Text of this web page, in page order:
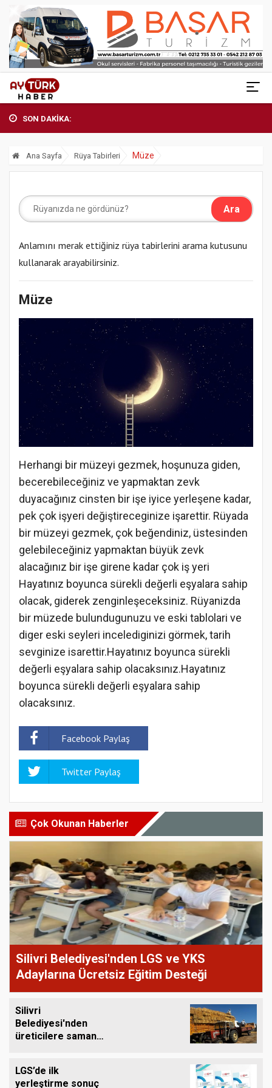
SON DAKİKA:
Ana Sayfa Rüya Tabirleri Müze
Anlamını merak ettiğiniz rüya tabirlerini arama kutusunu
kullanarak arayabilirsiniz.
Müze
Herhangi bir müzeyi gezmek, hoşunuza giden,
becerebileceğiniz ve yapmaktan zevk
duyacağınız cinsten bir işe iyice yerleşene kadar,
pek çok işyeri değiştireceginize işarettir. Rüyada
bir müzeyi gezmek, çok beğendiniz, üstesinden
gelebileceğiniz yapmaktan büyük zevk
alacağınız bir işe girene kadar çok iş yeri
Hayatınız boyunca sürekli değerli eşyalara sahip
olacak, giderek zenginleşeceksiniz. Rüyanizda
bir müzede bulundugunuzu ve eski tablolari ve
diger eski seyleri incelediginizi görmek, tarih
sevginize isarettir.Hayatınız boyunca sürekli
değerli eşyalara sahip olacaksınız.Hayatınız
boyunca sürekli değerli eşyalara sahip
olacaksınız.
Facebook Paylaş
Twitter Paylaş
Çok Okunan Haberler
Silivri Belediyesi'nden LGS ve YKS
Adaylarına Ücretsiz Eğitim Desteği
Silivri
Belediyesi'nden
üreticilere saman
LGS’de ilk
yerleştirme sonuç